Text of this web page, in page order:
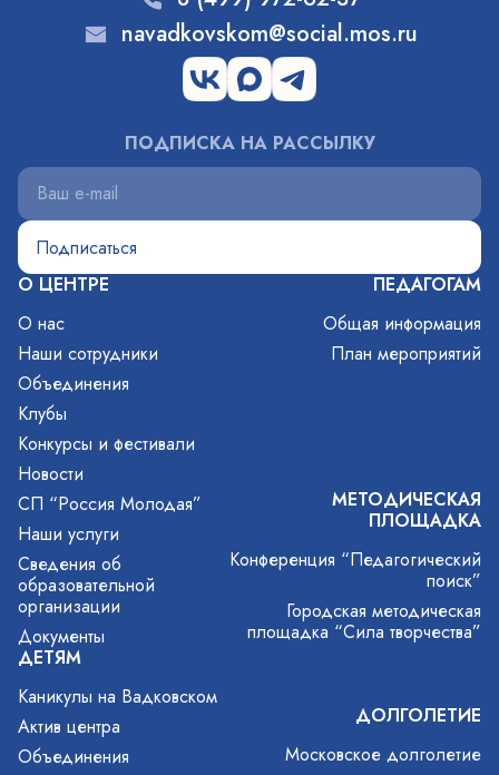
О ЦЕНТРЕ
О нас
Наши сотрудники
Объединения
Клубы
Конкурсы и фестивали
Новости
СП “Россия Молодая”
Наши услуги
Сведения об
образовательной
организации
Документы
ДЕТЯМ
Каникулы на Вадковском
Актив центра
Объединения
ПЕДАГОГАМ
Общая информация
План мероприятий
МЕТОДИЧЕСКАЯ
ПЛОЩАДКА
Конференция “Педагогический
поиск”
Городская методическая
площадка “Сила творчества”
ДОЛГОЛЕТИЕ
Московское долголетие
navadkovskom@social.mos.ru
ПОДПИСКА НА РАССЫЛКУ